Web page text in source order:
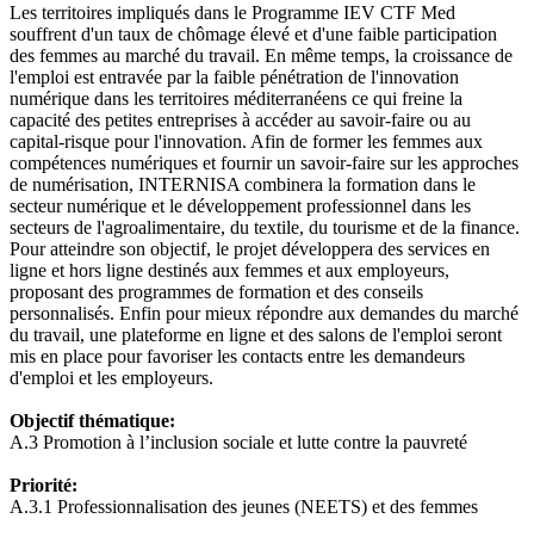
Les territoires impliqués dans le Programme IEV CTF Med
souffrent d'un taux de chômage élevé et d'une faible participation
des femmes au marché du travail. En même temps, la croissance de
l'emploi est entravée par la faible pénétration de l'innovation
numérique dans les territoires méditerranéens ce qui freine la
capacité des petites entreprises à accéder au savoir-faire ou au
capital-risque pour l'innovation. Afin de former les femmes aux
compétences numériques et fournir un savoir-faire sur les approches
de numérisation, INTERNISA combinera la formation dans le
secteur numérique et le développement professionnel dans les
secteurs de l'agroalimentaire, du textile, du tourisme et de la finance.
Pour atteindre son objectif, le projet développera des services en
ligne et hors ligne destinés aux femmes et aux employeurs,
proposant des programmes de formation et des conseils
personnalisés. Enfin pour mieux répondre aux demandes du marché
du travail, une plateforme en ligne et des salons de l'emploi seront
mis en place pour favoriser les contacts entre les demandeurs
d'emploi et les employeurs.
Objectif thématique:
A.3 Promotion à l’inclusion sociale et lutte contre la pauvreté
Priorité:
A.3.1 Professionnalisation des jeunes (NEETS) et des femmes